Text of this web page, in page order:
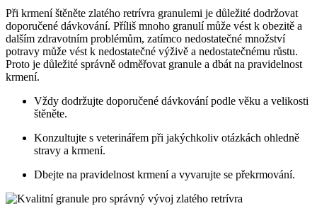
Při krmení štěněte zlatého retrívra granulemi je důležité dodržovat
doporučené dávkování. Příliš mnoho granulí může vést k obezitě a
dalším zdravotním problémům, zatímco nedostatečné množství
potravy může vést k nedostatečné výživě a nedostatečnému růstu.
Proto je důležité správně odměřovat granule a dbát na pravidelnost
krmení.
Vždy dodržujte doporučené dávkování podle věku a velikosti
štěněte.
Konzultujte s veterinářem při jakýchkoliv otázkách ohledně
stravy a krmení.
Dbejte na pravidelnost krmení a vyvarujte se překrmování.